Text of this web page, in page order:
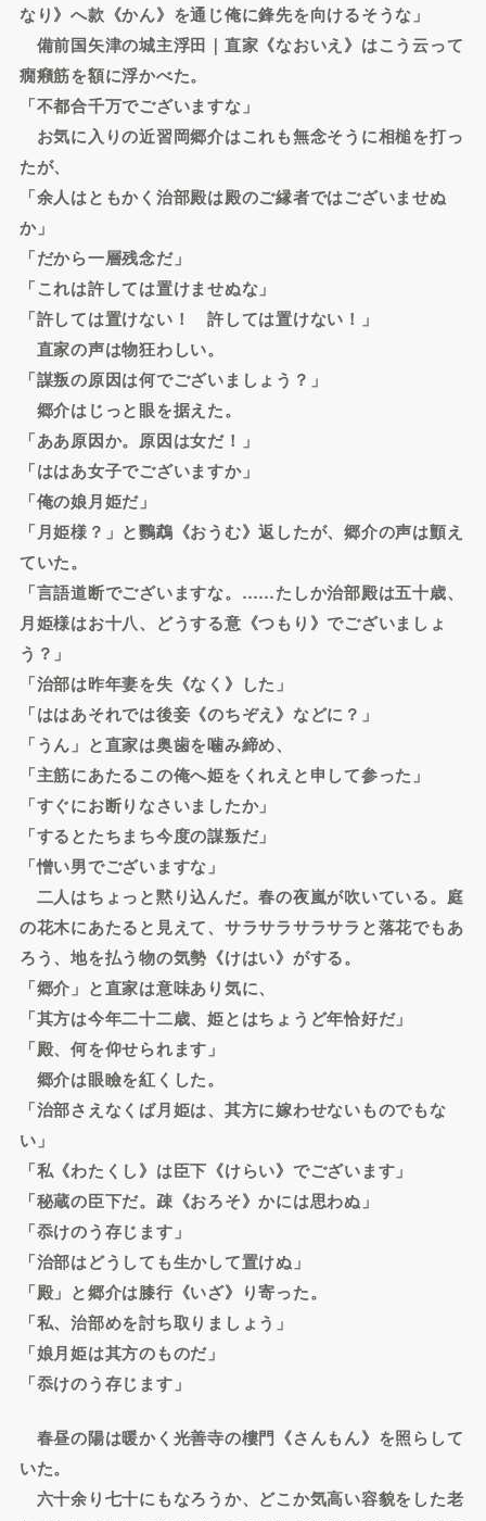
なり》へ款《かん》を通じ俺に鋒先を向けるそうな」
備前国矢津の城主浮田｜直家《なおいえ》はこう云って
癇癪筋を額に浮かべた。
「不都合千万でございますな」
お気に入りの近習岡郷介はこれも無念そうに相槌を打っ
たが、
「余人はともかく治部殿は殿のご縁者ではございませぬ
か」
「だから一層残念だ」
「これは許しては置けませぬな」
「許しては置けない！ 許しては置けない！」
直家の声は物狂わしい。
「謀叛の原因は何でございましょう？」
郷介はじっと眼を据えた。
「ああ原因か。原因は女だ！」
「ははあ女子でございますか」
「俺の娘月姫だ」
「月姫様？」と鸚鵡《おうむ》返したが、郷介の声は顫え
ていた。
「言語道断でございますな。……たしか治部殿は五十歳、
月姫様はお十八、どうする意《つもり》でございましょ
う？」
「治部は昨年妻を失《なく》した」
「ははあそれでは後妾《のちぞえ》などに？」
「うん」と直家は奥歯を噛み締め、
「主筋にあたるこの俺へ姫をくれえと申して参った」
「すぐにお断りなさいましたか」
「するとたちまち今度の謀叛だ」
「憎い男でございますな」
二人はちょっと黙り込んだ。春の夜嵐が吹いている。庭
の花木にあたると見えて、サラサラサラサラと落花でもあ
ろう、地を払う物の気勢《けはい》がする。
「郷介」と直家は意味あり気に、
「其方は今年二十二歳、姫とはちょうど年恰好だ」
「殿、何を仰せられます」
郷介は眼瞼を紅くした。
「治部さえなくば月姫は、其方に嫁わせないものでもな
い」
「私《わたくし》は臣下《けらい》でございます」
「秘蔵の臣下だ。疎《おろそ》かには思わぬ」
「忝けのう存じます」
「治部はどうしても生かして置けぬ」
「殿」と郷介は膝行《いざ》り寄った。
「私、治部めを討ち取りましょう」
「娘月姫は其方のものだ」
「忝けのう存じます」
春昼の陽は暖かく光善寺の樓門《さんもん》を照らして
いた。
六十余り七十にもなろうか、どこか気高い容貌をした老